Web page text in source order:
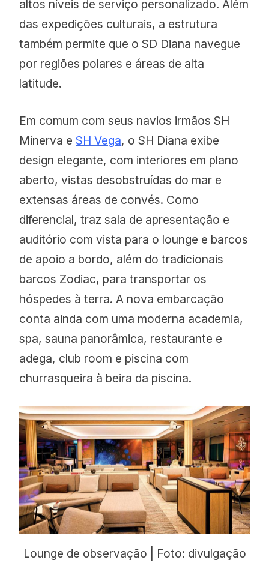
altos níveis de serviço personalizado. Além
das expedições culturais, a estrutura
também permite que o SD Diana navegue
por regiões polares e áreas de alta
latitude.
Em comum com seus navios irmãos SH
Minerva eSH Vega, o SH Diana exibe
design elegante, com interiores em plano
aberto, vistas desobstruídas do mar e
extensas áreas de convés. Como
diferencial, traz sala de apresentação e
auditório com vista para o lounge e barcos
de apoio a bordo, além do tradicionais
barcos Zodiac, para transportar os
hóspedes à terra. A nova embarcação
conta ainda com uma moderna academia,
spa, sauna panorâmica, restaurante e
adega, club room e piscina com
churrasqueira à beira da piscina.
Lounge de observação | Foto: divulgação